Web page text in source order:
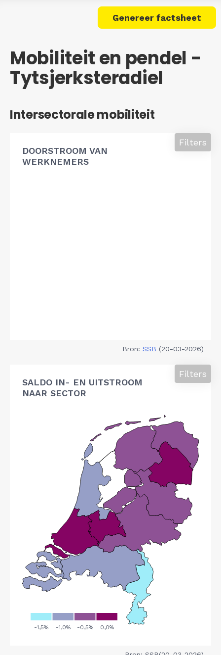
Genereer factsheet
Mobiliteit en pendel -
Tytsjerksteradiel
Intersectorale mobiliteit
DOORSTROOM VAN
WERKNEMERS
Filters
Bron: SSB (20-03-2026)
SALDO IN- EN UITSTROOM
NAAR SECTOR
Filters